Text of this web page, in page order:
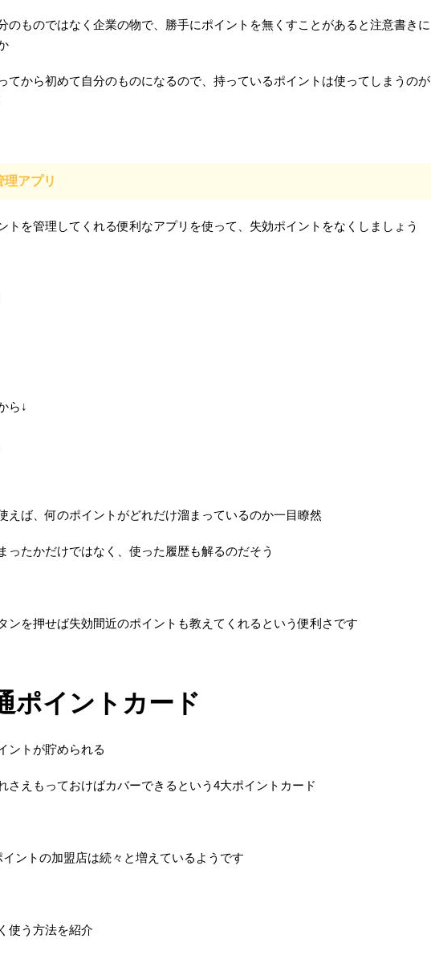
のものではなく企業の物で、勝手にポイントを無くすことがあると注意書きに
てから初めて自分のものになるので、持っているポイントは使ってしまうのが
理アプリ
トを管理してくれる便利なアプリを使って、失効ポイントをなくしましょう
ら↓
えば、何のポイントがどれだけ溜まっているのか一目瞭然
ったかだけではなく、使った履歴も解るのだそう
ンを押せば失効間近のポイントも教えてくれるという便利さです
ポイントカード
ントが貯められる
さえもっておけばカバーできるという4大ポイントカード
ントの加盟店は続々と増えているようです
使う方法を紹介